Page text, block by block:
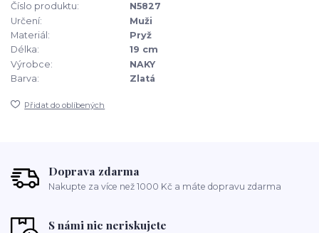
Číslo produktu:
N5827
Určení:
Muži
Materiál:
Pryž
Délka:
19 cm
Výrobce:
NAKY
Barva:
Zlatá
Přidat do oblíbených
Doprava zdarma
Nakupte za více než 1000 Kč a máte dopravu zdarma
S námi nic neriskujete